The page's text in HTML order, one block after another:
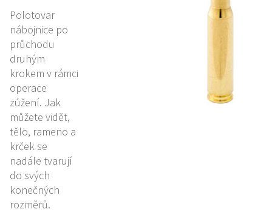
Polotovar
nábojnice po
průchodu
druhým
krokem v rámci
operace
zúžení. Jak
můžete vidět,
tělo, rameno a
krček se
nadále tvarují
do svých
konečných
rozměrů.